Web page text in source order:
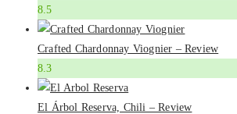
8.5
Crafted Chardonnay Viognier – Review
8.3
El Árbol Reserva, Chili – Review